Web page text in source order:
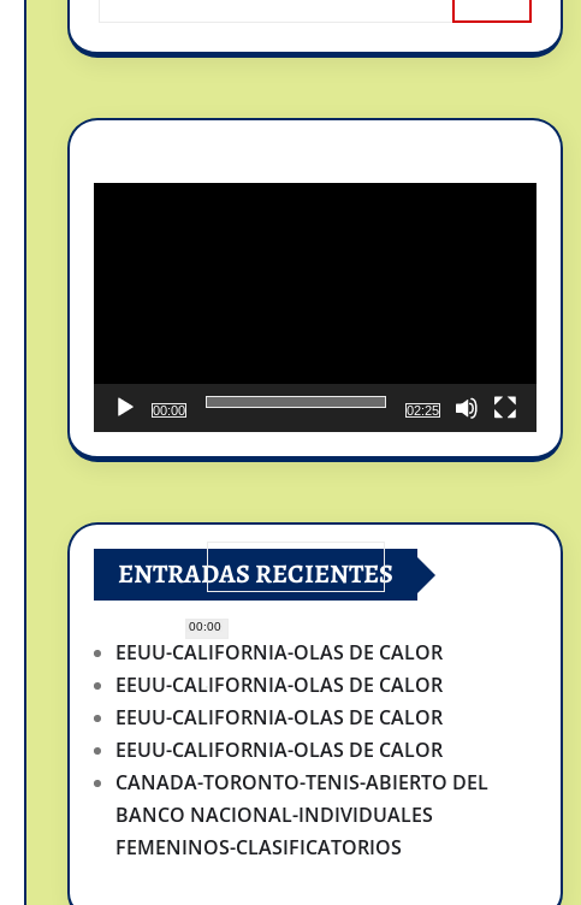
00:00
00:00
02:25
ENTRADAS RECIENTES
EEUU-CALIFORNIA-OLAS DE CALOR
EEUU-CALIFORNIA-OLAS DE CALOR
EEUU-CALIFORNIA-OLAS DE CALOR
EEUU-CALIFORNIA-OLAS DE CALOR
CANADA-TORONTO-TENIS-ABIERTO DEL
BANCO NACIONAL-INDIVIDUALES
FEMENINOS-CLASIFICATORIOS